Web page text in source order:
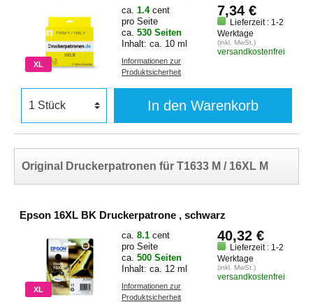
XL
ca. 1.4 cent
pro Seite
ca. 530 Seiten
Inhalt: ca. 10 ml
Informationen zur
Produktsicherheit
7,34 €
Lieferzeit : 1-2
Werktage
(inkl. MwSt.)
versandkostenfrei
In den Warenkorb
Original Druckerpatronen für T1633 M / 16XL M
Epson 16XL BK Druckerpatrone , schwarz
XL
ca. 8.1 cent
pro Seite
ca. 500 Seiten
Inhalt: ca. 12 ml
Informationen zur
Produktsicherheit
40,32 €
Lieferzeit : 1-2
Werktage
(inkl. MwSt.)
versandkostenfrei